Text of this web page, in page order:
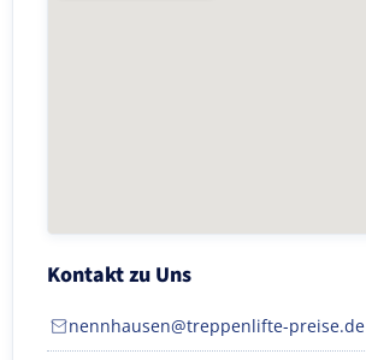
Kontakt zu Uns
nennhausen@treppenlifte-preise.de